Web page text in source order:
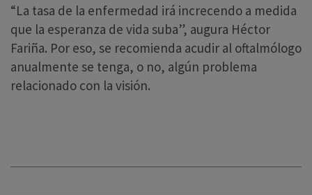
“La tasa de la enfermedad irá increcendo a medida
que la esperanza de vida suba”, augura Héctor
Fariña. Por eso, se recomienda acudir al oftalmólogo
anualmente se tenga, o no, algún problema
relacionado con la visión.